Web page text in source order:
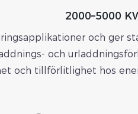
2000–5000
och ger
och
och tillförlitlighet hos